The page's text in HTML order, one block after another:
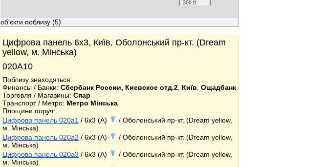
300 ft
об'єкти поблизу (5)
Цифрова панель 6x3, Київ, Оболонський пр-кт. (Dream
yellow, м. Мінська)
020А10
Поблизу знаходяться:
Финансы / Банки: Сбербанк России, Киевское отд.2 Київ Ощадбанк
Торговля / Магазины: Спар
Транспорт / Метро: Метро Мінська
Площини поруч:
Цифрова панель 020a1 / 6x3 (A)
/ Оболонський пр-кт. (Dream yellow,
м. Мінська)
Цифрова панель 020a2 / 6x3 (A)
/ Оболонський пр-кт. (Dream yellow,
м. Мінська)
Цифрова панель 020a3 / 6x3 (A)
/ Оболонський пр-кт. (Dream yellow,
м. Мінська)